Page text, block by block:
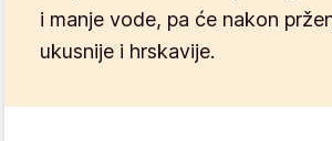
i manje vode, pa će nakon
ukusnije i hrskavije.